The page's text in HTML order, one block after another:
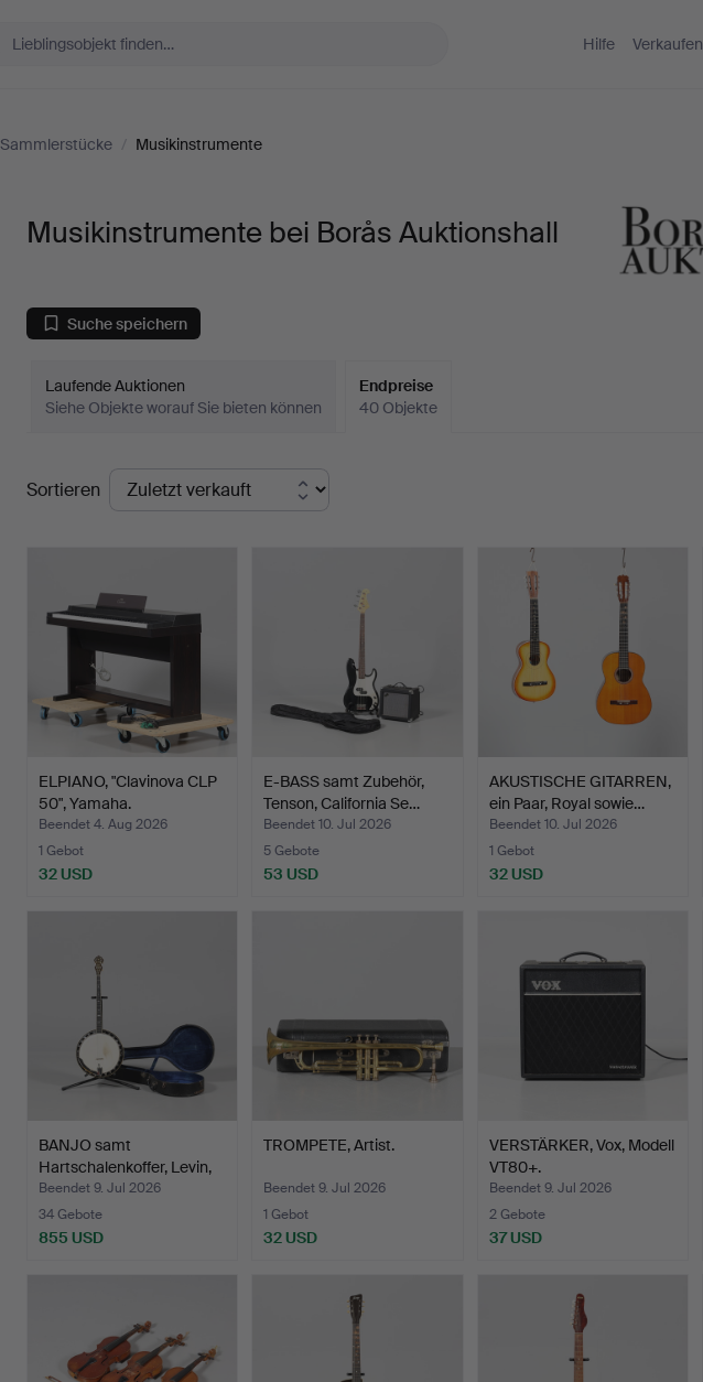
Hilfe Verkaufen
Sammlerstücke / Musikinstrumente
Musikinstrumente bei Borås Auktionshall
Suche speichern
Laufende Auktionen
Siehe Objekte worauf Sie bieten können
Endpreise
40 Objekte
Endpreise
Sortieren
ELPIANO, "Clavinova CLP
50", Yamaha.
Beendet 4. Aug 2026
1 Gebot
32 USD
E-BASS samt Zubehör,
Tenson, California Se…
Beendet 10. Jul 2026
5 Gebote
53 USD
AKUSTISCHE GITARREN,
ein Paar, Royal sowie…
Beendet 10. Jul 2026
1 Gebot
32 USD
BANJO samt
Hartschalenkoffer, Levin,
Super…
Beendet 9. Jul 2026
34 Gebote
855 USD
TROMPETE, Artist.
Beendet 9. Jul 2026
1 Gebot
32 USD
VERSTÄRKER, Vox, Modell
VT80+.
Beendet 9. Jul 2026
2 Gebote
37 USD